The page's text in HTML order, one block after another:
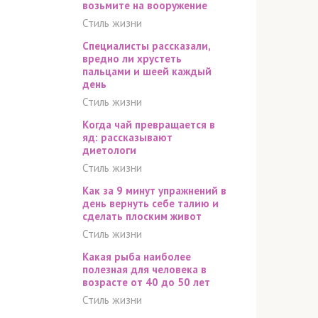
возьмите на вооружение
Стиль жизни
Специалисты рассказали,
вредно ли хрустеть
пальцами и шеей каждый
день
Стиль жизни
Когда чай превращается в
яд: рассказывают
диетологи
Стиль жизни
Как за 9 минут упражнений в
день вернуть себе талию и
сделать плоским живот
Стиль жизни
Какая рыба наиболее
полезная для человека в
возрасте от 40 до 50 лет
Стиль жизни